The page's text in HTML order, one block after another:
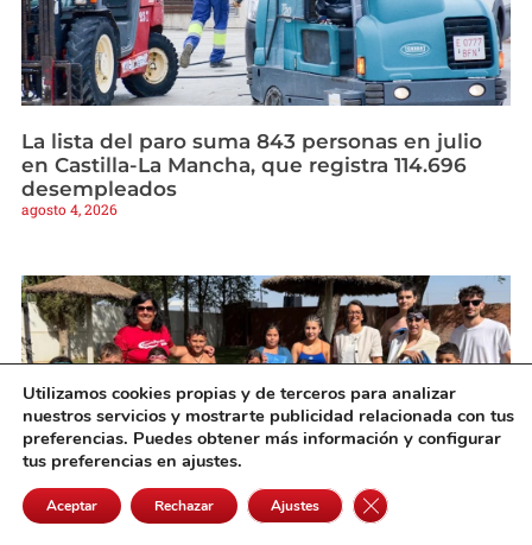
La lista del paro suma 843 personas en julio
en Castilla-La Mancha, que registra 114.696
desempleados
agosto 4, 2026
Utilizamos cookies propias y de terceros para analizar
nuestros servicios y mostrarte publicidad relacionada con tus
preferencias. Puedes obtener más información y configurar
tus preferencias en ajustes.
Aceptar Rechazar Ajustes Cerrar el banner de